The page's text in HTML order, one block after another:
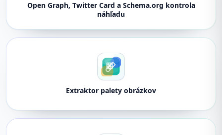
Open Graph, Twitter Card a Schema.org kontrola
náhľadu
Extraktor palety obrázkov